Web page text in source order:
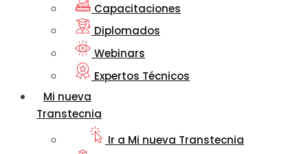
Capacitaciones
Diplomados
Webinars
Expertos Técnicos
Mi nueva
Transtecnia
Ir a Mi nueva Transtecnia